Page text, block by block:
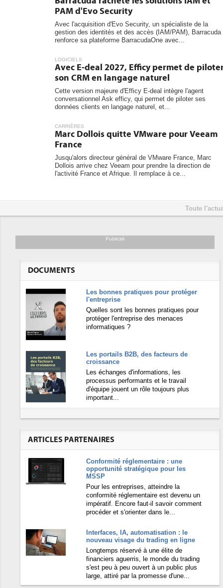
PAM d'Evo Security
Avec l'acquisition d'Evo Security, un spécialiste de la
gestion des identités et des accès (IAM/PAM), Barracuda
renforce sa plateforme BarracudaOne avec...
LOGICIELS
Avec E-deal 2027, Efficy permet de
son CRM en langage naturel
Cette version majeure d'Efficy E-deal intègre l'agent
conversationnel Ask efficy, qui permet de piloter ses
données clients en langage naturel, et...
CARRIÈRES
Marc Dollois quitte VMware pour Veeam
France
Jusqu'alors directeur général de VMware France, Marc
Dollois arrive chez Veeam pour prendre la direction de
l'activité France et Afrique. Il remplace à ce...
Toute
Publicité
DOCUMENTS
Les bonnes pratiques pour protéger
l'entreprise
Quelles sont les bonnes pratiques pour
protéger l'entreprise des menaces
informatiques ?
Les portails B2B, des facteurs de
croissance
Les échanges d'informations, les
processus performants et le travail
d'équipe jouent un rôle toujours plus
important...
ARTICLES PARTENAIRES
Conformité réglementaire : une
opportunité stratégique pour les
MSSP
Pour les entreprises, atteindre la
conformité réglementaire est devenu un
impératif. Encore faut-il savoir comment
procéder et s'orienter dans le...
Interfaces, IA, automatisation : le
nouveau visage du trading en ligne
Longtemps réservé à une élite de
financiers aguerris, le monde du trading
s'est peu à peu ouvert à un public plus
large, attiré par la promesse d'une...